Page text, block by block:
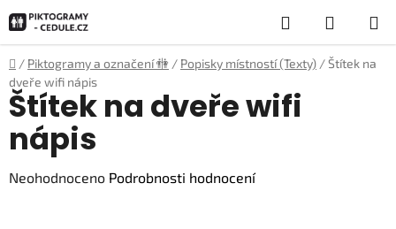
na
obsah
Hledat
KOŠÍK
Domů
/ Piktogramy a označení 🚻 / Popisky místností (Texty) /Štítek na
dveře wifi nápis
Štítek na dveře wifi
nápis
Průměrné
Neohodnoceno Podrobnosti hodnocení